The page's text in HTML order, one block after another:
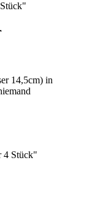
14,5cm) in
4 Stück"